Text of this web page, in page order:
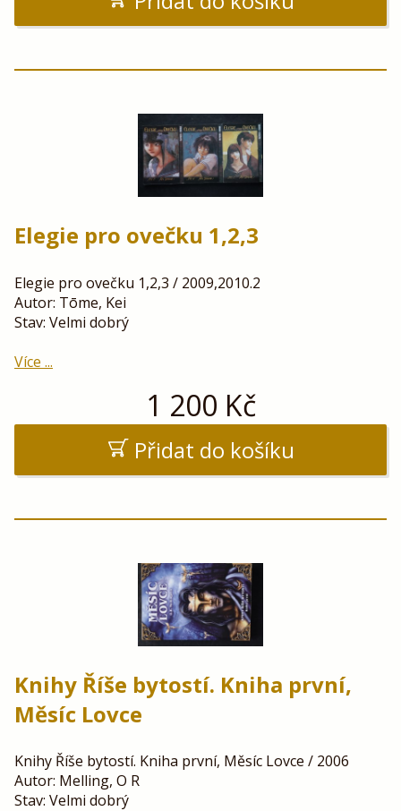
Elegie pro ovečku 1,2,3
Elegie pro ovečku 1,2,3 / 2009,2010.2
Autor: Tōme, Kei
Stav: Velmi dobrý
Více ...
1 200 Kč
Přidat do košíku
Knihy Říše bytostí. Kniha první,
Měsíc Lovce
Knihy Říše bytostí. Kniha první, Měsíc Lovce / 2006
Autor: Melling, O R
Stav: Velmi dobrý